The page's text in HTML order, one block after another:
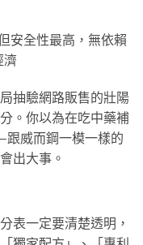
安全性最高，無依賴
濟
抽驗網路販售的壯陽
。你以為在吃中藥補
跟威而鋼一模一樣的
出大事。
表一定要清楚透明，